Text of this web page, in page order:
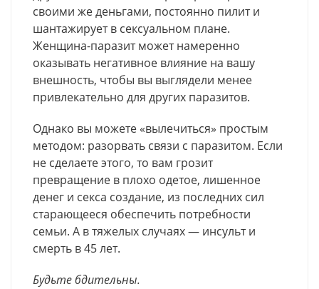
своими же деньгами, постоянно пилит и
шантажирует в сексуальном плане.
Женщина-паразит может намеренно
оказывать негативное влияние на вашу
внешность, чтобы вы выглядели менее
привлекательно для других паразитов.
Однако вы можете «вылечиться» простым
методом: разорвать связи с паразитом. Если
не сделаете этого, то вам грозит
превращение в плохо одетое, лишенное
денег и секса создание, из последних сил
старающееся обеспечить потребности
семьи. А в тяжелых случаях — инсульт и
смерть в 45 лет.
Будьте бдительны.